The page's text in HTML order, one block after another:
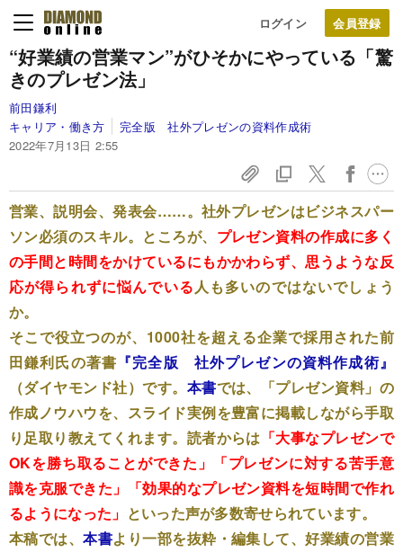
ログイン
“好業績の営業マン”がひそかにやっている「驚
きのプレゼン法」
前田鎌利
キャリア・働き方
完全版 社外プレゼンの資料作成術
2022年7月13日 2:55
営業、説明会、発表会……。社外プレゼンはビジネスパー
ソン必須のスキル。ところが、 プレゼン資料の作成に多く
の手間と時間をかけているにもかかわらず、思うような反
応が得られずに悩んでいる人も多いのではないでしょう
か。
そこで役立つのが、1000社を超える企業で採用された前
田鎌利氏の著書 『完全版 社外プレゼンの資料作成術』
（ダイヤモンド社）です。 本書では、「プレゼン資料」の
作成ノウハウを、スライド実例を豊富に掲載しながら手取
り足取り教えてくれます。読者からは 「大事なプレゼンで
OKを勝ち取ることができた」「プレゼンに対する苦手意
識を克服できた」「効果的なプレゼン資料を短時間で作れ
るようになった」 といった声が多数寄せられています。
本稿では、本書より一部を抜粋・編集して、好業績の営業